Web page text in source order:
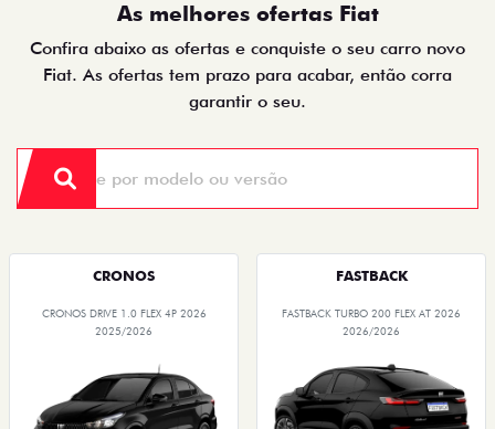
As melhores ofertas Fiat
Confira abaixo as ofertas e conquiste o seu carro novo
Fiat. As ofertas tem prazo para acabar, então corra
garantir o seu.
CRONOS
CRONOS DRIVE 1.0 FLEX 4P 2026
2025/2026
FASTBACK
FASTBACK TURBO 200 FLEX AT 2026
2026/2026